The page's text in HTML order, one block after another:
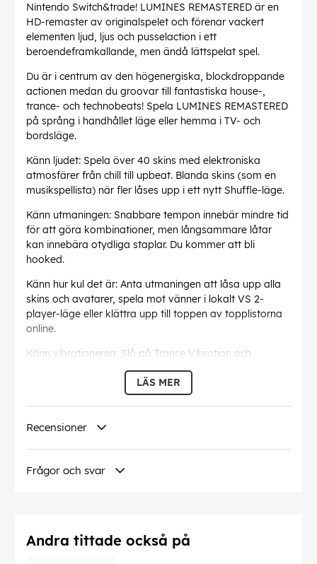
Nintendo Switch&trade! LUMINES REMASTERED är en
HD-remaster av originalspelet och förenar vackert
elementen ljud, ljus och pusselaction i ett
beroendeframkallande, men ändå lättspelat spel.
Du är i centrum av den högenergiska, blockdroppande
actionen medan du groovar till fantastiska house-,
trance- och technobeats! Spela LUMINES REMASTERED
på språng i handhållet läge eller hemma i TV- och
bordsläge.
Känn ljudet: Spela över 40 skins med elektroniska
atmosfärer från chill till upbeat. Blanda skins (som en
musikspellista) när fler låses upp i ett nytt Shuffle-läge.
Känn utmaningen: Snabbare tempon innebär mindre tid
för att göra kombinationer, men långsammare låtar
kan innebära otydliga staplar. Du kommer att bli
hooked.
Känn hur kul det är: Anta utmaningen att låsa upp alla
skins och avatarer, spela mot vänner i lokalt VS 2-
player-läge eller klättra upp till toppen av topplistorna
online.
Känn vibrationerna: Slå på Trance Vibration och
synkronisera flera Joy-Con&trade-kontroller för att
känna basen över hela kroppen.
LÄS MER
Recensioner
Frågor och svar
Andra tittade också på